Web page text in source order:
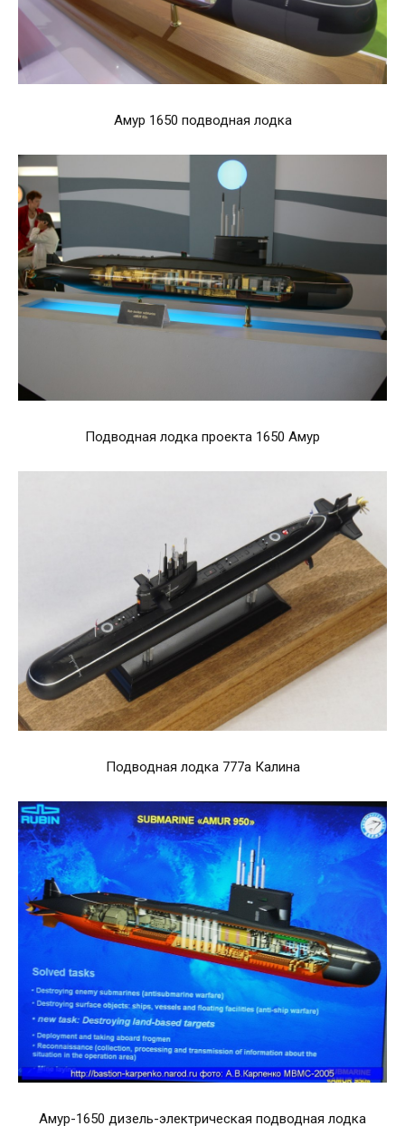
Амур 1650 подводная лодка
Подводная лодка проекта 1650 Амур
Подводная лодка 777а Калина
Амур-1650 дизель-электрическая подводная лодка